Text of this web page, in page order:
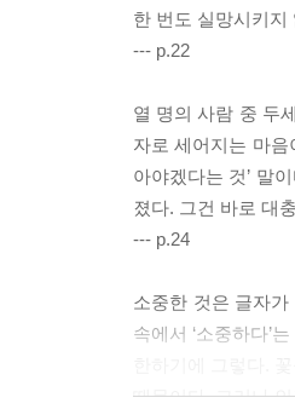
한 번도 실망시키
--- p.22
열 명의 사람 중 두
자로 세어지는 마
아야겠다는 것’ 말
졌다. 그건 바로 대
--- p.24
소중한 것은 글자
속에서 ‘소중하다’
때문이다. 그러나